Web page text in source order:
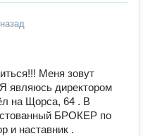
Меня зовут
являюсь директором
на Щорса, 64 . В
БРОКЕР по
и наставник .